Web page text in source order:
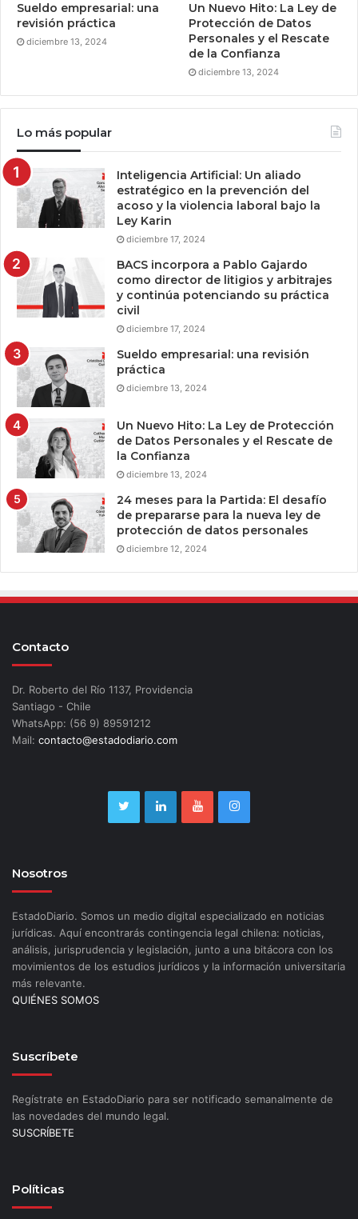
Sueldo empresarial: una
revisión práctica
diciembre 13, 2024
Un Nuevo Hito: La Ley de
Protección de Datos
Personales y el Rescate
de la Confianza
diciembre 13, 2024
Lo más popular
Inteligencia Artificial: Un aliado
estratégico en la prevención del
acoso y la violencia laboral bajo la
Ley Karin
diciembre 17, 2024
BACS incorpora a Pablo Gajardo
como director de litigios y arbitrajes
y continúa potenciando su práctica
civil
diciembre 17, 2024
Sueldo empresarial: una revisión
práctica
diciembre 13, 2024
Un Nuevo Hito: La Ley de Protección
de Datos Personales y el Rescate de
la Confianza
diciembre 13, 2024
24 meses para la Partida: El desafío
de prepararse para la nueva ley de
protección de datos personales
diciembre 12, 2024
Contacto
Dr. Roberto del Río 1137, Providencia
Santiago - Chile
WhatsApp: (56 9) 89591212
Mail: contacto@estadodiario.com
Nosotros
EstadoDiario. Somos un medio digital especializado en noticias
jurídicas. Aquí encontrarás contingencia legal chilena: noticias,
análisis, jurisprudencia y legislación, junto a una bitácora con los
movimientos de los estudios jurídicos y la información universitaria
más relevante.
QUIÉNES SOMOS
Suscríbete
Regístrate en EstadoDiario para ser notificado semanalmente de
las novedades del mundo legal.
SUSCRÍBETE
Políticas